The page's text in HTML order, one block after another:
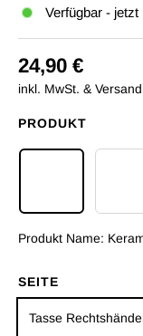
Verfügbar -
24,90 €
inkl. MwSt. & Versand
PRODUKT
Produkt Name:
SEITE
Tasse